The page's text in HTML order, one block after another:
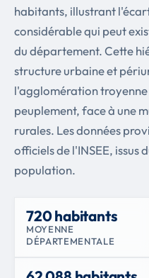
habitants, illustrant
considérable qui peut
du département. Cette
structure urbaine et
l'agglomération
peuplement, face à une
rurales. Les données
officiels de l'INSEE, issus
population.
720 habitants
MOYENNE
DÉPARTEMENTALE